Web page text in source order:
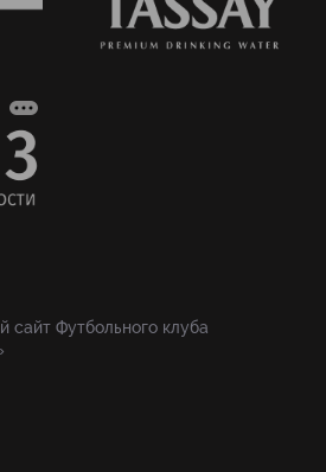
сайт Футбольного клуба